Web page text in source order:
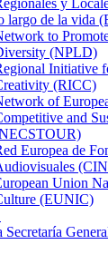
y
largo de la vida
to
(NPLD)
Initiative
(RICC)
of
and
Europea de
Union
(EUNIC)
Secretaría